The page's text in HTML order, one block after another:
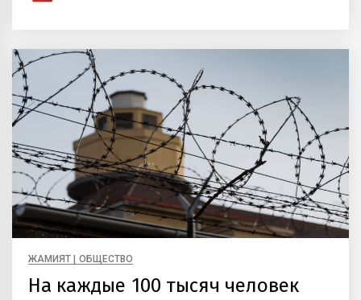
ЖАМИЯТ | ОБЩЕСТВО
На каждые 100 тысяч человек